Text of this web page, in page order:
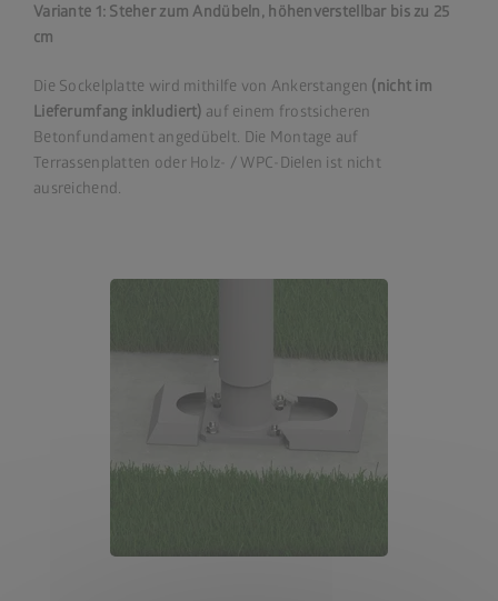
Variante 1: Steher zum Andübeln, höhenverstellbar bis zu 25
cm
Die Sockelplatte wird mithilfe von Ankerstangen (nicht im
Lieferumfang inkludiert) auf einem frostsicheren
Betonfundament angedübelt. Die Montage auf
Terrassenplatten oder Holz- / WPC-Dielen ist nicht
ausreichend.